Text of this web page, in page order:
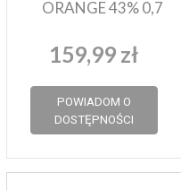
ORANGE 43% 0,7
159,99 zł
POWIADOM O
DOSTĘPNOŚCI